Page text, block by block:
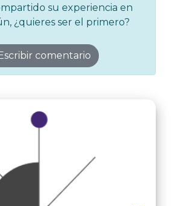
su experiencia en
¿quieres ser el primero?
comentario